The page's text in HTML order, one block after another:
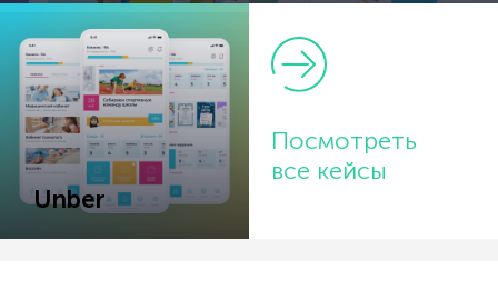
Unber
Посмотреть
все кейсы